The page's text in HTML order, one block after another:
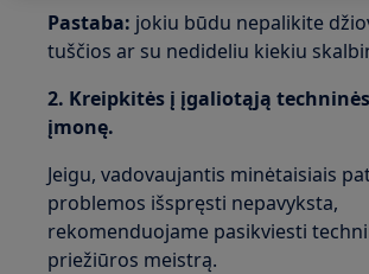
Pastaba: jokiu būdu nepalikite
tuščios ar su nedideliu kiekiu
2. Kreipkitės į įgaliotąją
įmonę.
Jeigu, vadovaujantis minėtaisiais
problemos išspręsti nepavyksta,
rekomenduojame pasikviesti
priežiūros meistrą.